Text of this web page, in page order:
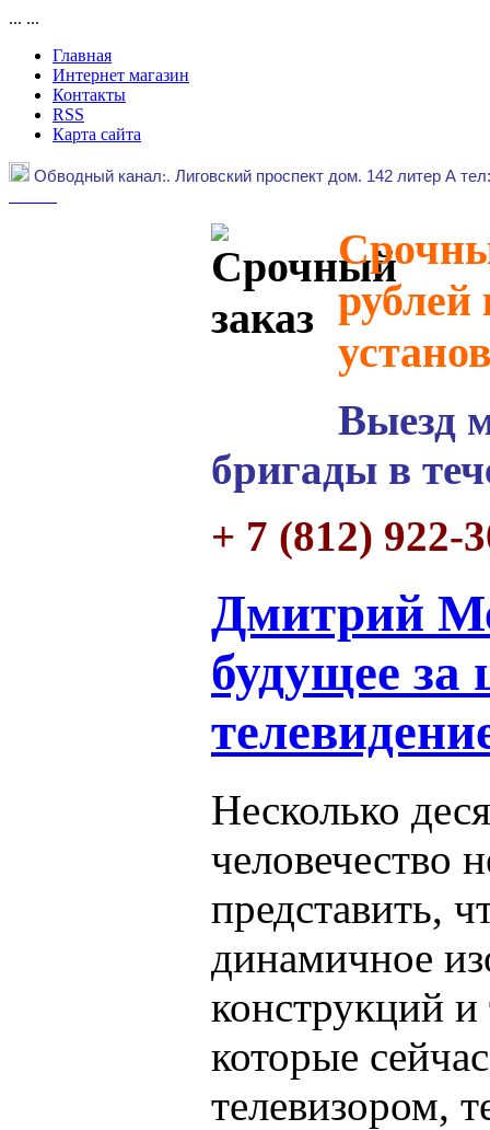
... ...
Главная
Интернет магазин
Контакты
RSS
Карта сайта
Обводный канал:. Лиговский проспект дом. 142 литер А
рублей
Выезд
бригады в
+ 7 (812) 922-
Дмитрий
будущее
Несколько
человечество
представить,
динамичное
конструкций и
которые
телевизором,